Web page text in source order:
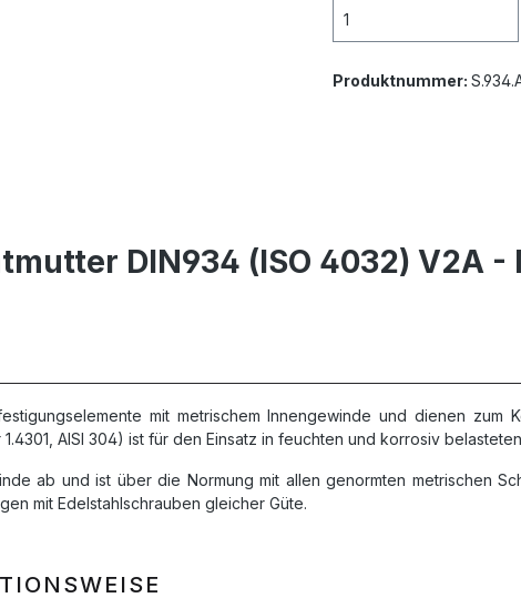
Produktnummer:
DIN934 (ISO 4032) V2A -
mit metrischem Innengewinde und dienen zum
1.4301, AISI 304) ist für den Einsatz in feuchten und korrosiv
ab und ist über die Normung mit allen genormten metrischen
mit Edelstahlschrauben gleicher Güte.